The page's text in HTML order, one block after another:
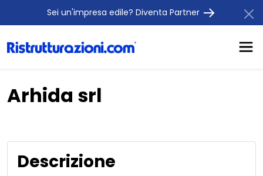
Sei un'impresa edile? Diventa Partner
Arhida srl
Descrizione